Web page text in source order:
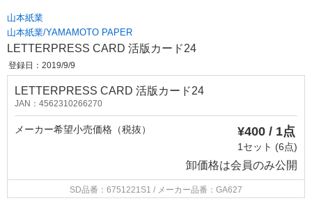
山本紙業
山本紙業/YAMAMOTO PAPER
LETTERPRESS CARD 活版カード24
登録日：2019/9/9
LETTERPRESS CARD 活版カード24
JAN：4562310266270
メーカー希望小売価格（税抜） ¥400 / 1点
1セット (6点)
卸価格は会員のみ公開
SD品番：6751221S1 / メーカー品番：GA627